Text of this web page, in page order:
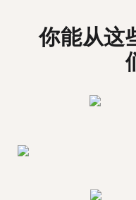
你能从这